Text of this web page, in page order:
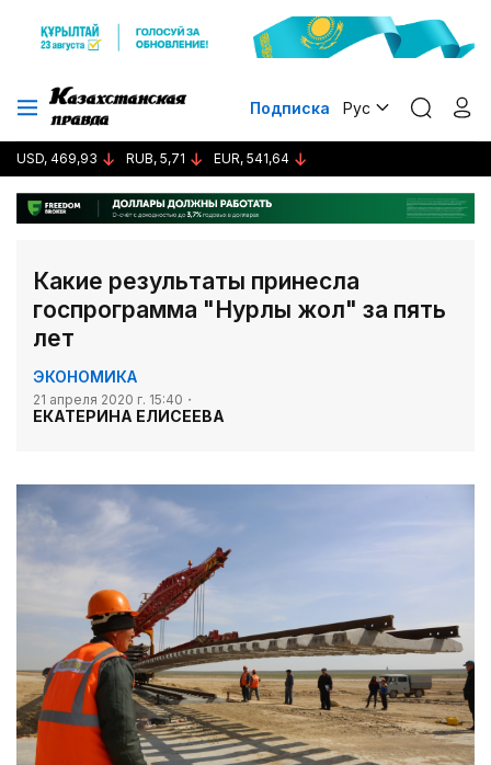
Подписка Рус
USD, 469,93 RUB, 5,71 EUR, 541,64
Какие результаты принесла
госпрограмма "Нурлы жол" за пять
лет
ЭКОНОМИКА
21 апреля 2020 г. 15:40
ЕКАТЕРИНА ЕЛИСЕЕВА